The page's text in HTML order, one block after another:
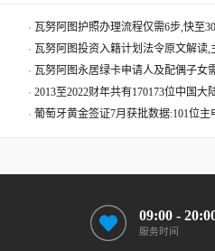
瓦努阿图护照办理流程仅需6步,快至
瓦努阿图投资入籍计划法令原文解读
瓦努阿图永居绿卡申请人及配偶子女
2013至2022财年共有170173位中国大
葡萄牙黄金签证7月获批数据:101位
09:00 -
服务时间